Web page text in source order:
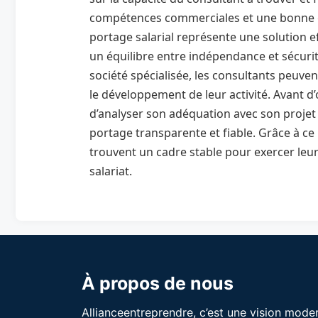
compétences commerciales et une
portage salarial représente une solution
un équilibre entre indépendance et
société spécialisée, les consultants
le développement de leur activité. Avant
d’analyser son adéquation avec son
portage transparente et fiable. Grâce à
trouvent un cadre stable pour exercer
salariat.
À propos de nous
Allianceentreprendre, c’est une vision